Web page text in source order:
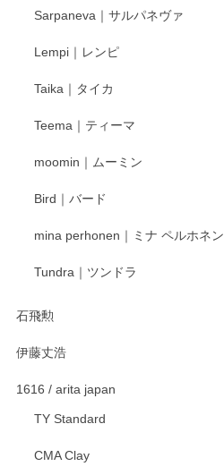
Sarpaneva｜サルパネヴァ
Lempi｜レンピ
Taika｜タイカ
Teema｜ティーマ
moomin｜ムーミン
Bird｜バード
mina perhonen｜ミナ ペルホネン
Tundra｜ツンドラ
石飛勲
伊藤丈浩
1616 / arita japan
TY Standard
CMA Clay